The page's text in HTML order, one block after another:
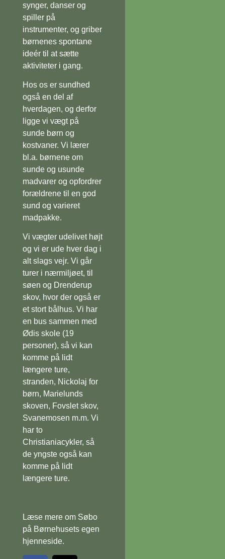
synger, danser og
spiller på
instrumenter, og griber
børnenes spontane
ideér til at sætte
aktiviteter i gang.
Hos os er sundhed
også en del af
hverdagen, og derfor
ligge vi vægt på
sunde børn og
kostvaner. Vi lærer
bl.a. børnene om
sunde og usunde
madvarer og opfordrer
forældrene til en god
sund og varieret
madpakke.
Vi vægter udelivet højt
og vi er ude hver dag i
alt slags vejr. Vi går
turer i nærmiljøet, til
søen og Drenderup
skov, hvor der også er
et stort bålhus. Vi har
en bus sammen med
Ødis skole (19
personer), så vi kan
komme på lidt
længere ture,
stranden, Nickolaj for
børn, Marielunds
skoven, Fovslet skov,
Svanemosen m.m. Vi
har to
Christianiacykler, så
de yngste også kan
komme på lidt
længere ture.
Læse mere om Søbo
på Børnehusets egen
hjenneside.